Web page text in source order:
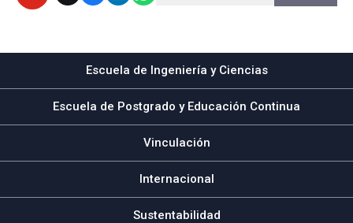
Escuela de Ingeniería y Ciencias
Escuela de Postgrado y Educación Continua
Vinculación
Internacional
Sustentabilidad